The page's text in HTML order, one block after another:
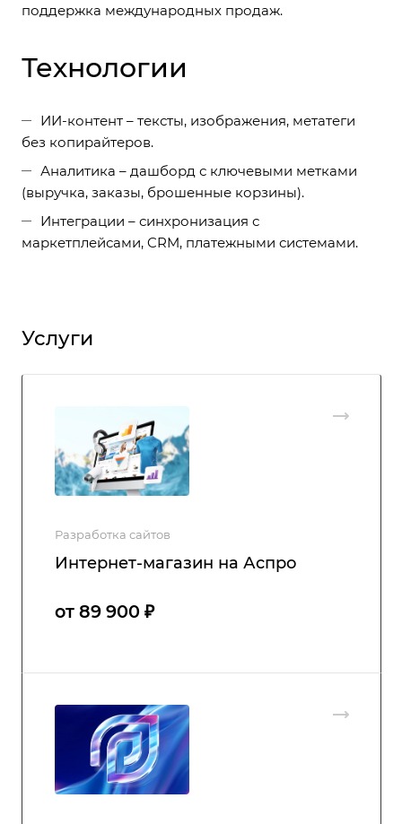
поддержка международных продаж.
Технологии
ИИ-контент – тексты, изображения, метатеги
без копирайтеров.
Аналитика – дашборд с ключевыми метками
(выручка, заказы, брошенные корзины).
Интеграции – синхронизация с
маркетплейсами, CRM, платежными системами.
Услуги
Разработка сайтов
Интернет-магазин на Аспро
от 89 900 ₽